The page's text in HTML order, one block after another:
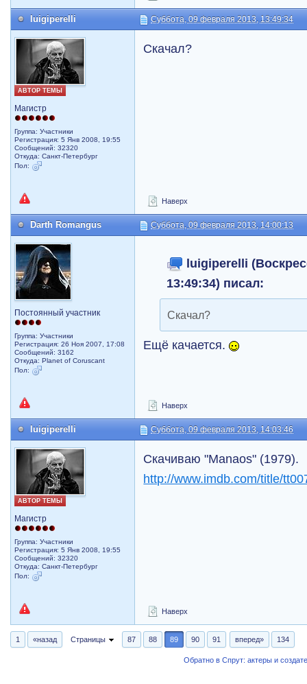
luigiperelli Суббота, 09 февраля 2013, 13:49:34
АВТОР ТЕМЫ
Магистр
Группа: Участники
Регистрация: 5 Янв 2008, 19:55
Сообщений: 32320
Откуда: Санкт-Петербург
Пол:
Скачал?
Наверх
Darth Romangus Суббота, 09 февраля 2013, 14:00:13
Постоянный участник
Группа: Участники
Регистрация: 26 Ноя 2007, 17:08
Сообщений: 3162
Откуда: Planet of Coruscant
Пол:
luigiperelli
13:49:34) писал:
Скачал?
Ещё качается.
Наверх
luigiperelli Суббота, 09 февраля 2013, 14:03:46
АВТОР ТЕМЫ
Магистр
Группа: Участники
Регистрация: 5 Янв 2008, 19:55
Сообщений: 32320
Откуда: Санкт-Петербург
Пол:
Скачиваю "Manaos" (1979).
http://www.imdb.com/title/
Наверх
1 «назад Страницы 87 88 89 90 91 вперед» 134
Обратно в Спрут: актеры и